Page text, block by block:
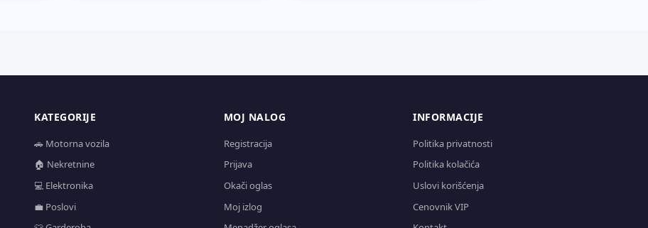
KATEGORIJE
🚗 Motorna vozila
🏠 Nekretnine
💻 Elektronika
💼 Poslovi
MOJ NALOG
Registracija
Prijava
Okači oglas
Moj izlog
INFORMACIJE
Politika privatnosti
Politika kolačića
Uslovi korišćenja
Cenovnik VIP